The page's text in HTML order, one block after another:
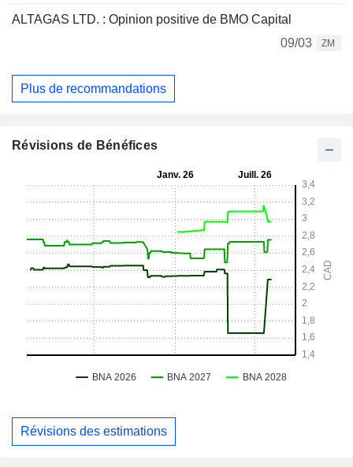
ALTAGAS LTD. : Opinion positive de BMO Capital
09/03
ZM
Plus de recommandations
Révisions de Bénéfices
Révisions des estimations